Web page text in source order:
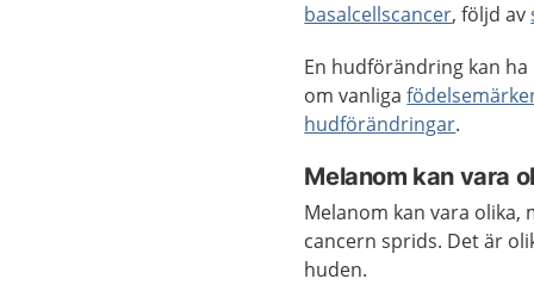
basalcellscancer, följd av
En hudförändring kan
om vanliga
hudförändringar.
Melanom kan vara
Melanom kan vara olika,
cancern sprids. Det är
huden.